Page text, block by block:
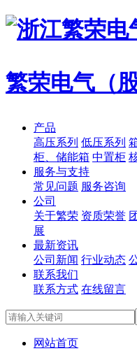
繁荣电气（
产品
高压系列 低压系列
柜、储能箱 中置柜
服务与支持
常见问题 服务咨询
公司
关于繁荣 资质荣誉
展
最新资讯
公司新闻 行业动态
联系我们
联系方式 在线留言
网站首页